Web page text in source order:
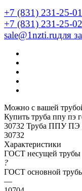
+7 (831) 231-25-01
+7 (831) 231-25-02
sale@1nzti.ruдля
Можно с вашей
Купить труба ппу пэ
30732 Труба ППУ ПЭ
30732
Характеристики
ГОСТ несущей трубы
?
ГОСТ основной
—